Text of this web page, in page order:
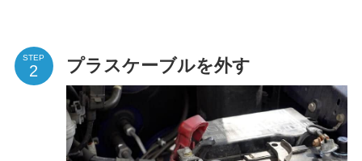
STEP プラスケーブルを外す